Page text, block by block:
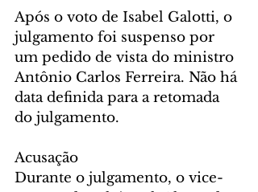
Após o voto de Isabel Galotti, o
julgamento foi suspenso por
um pedido de vista do ministro
Antônio Carlos Ferreira. Não há
data definida para a retomada
do julgamento.
Acusação
Durante o julgamento, o vice-